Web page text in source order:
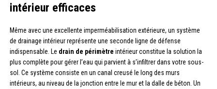
intérieur efficaces
Même avec une excellente imperméabilisation extérieure, un système
de drainage intérieur représente une seconde ligne de défense
indispensable. Le drain de périmètre intérieur constitue la solution la
plus complète pour gérer l’eau qui parvient à s’infiltrer dans votre sous-
sol. Ce système consiste en un canal creusé le long des murs
intérieurs, au niveau de la jonction entre le mur et la dalle de béton. Un